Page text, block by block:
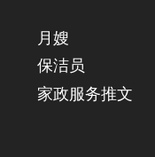
月嫂
保洁员
家政服务推文